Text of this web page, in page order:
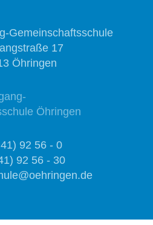
Gemeinschaftsschule
17
Öhringen
92 56 - 0
92 56 - 30